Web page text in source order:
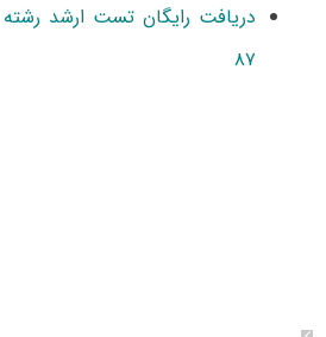
دریافت رایگان تست ارشد
۸۷